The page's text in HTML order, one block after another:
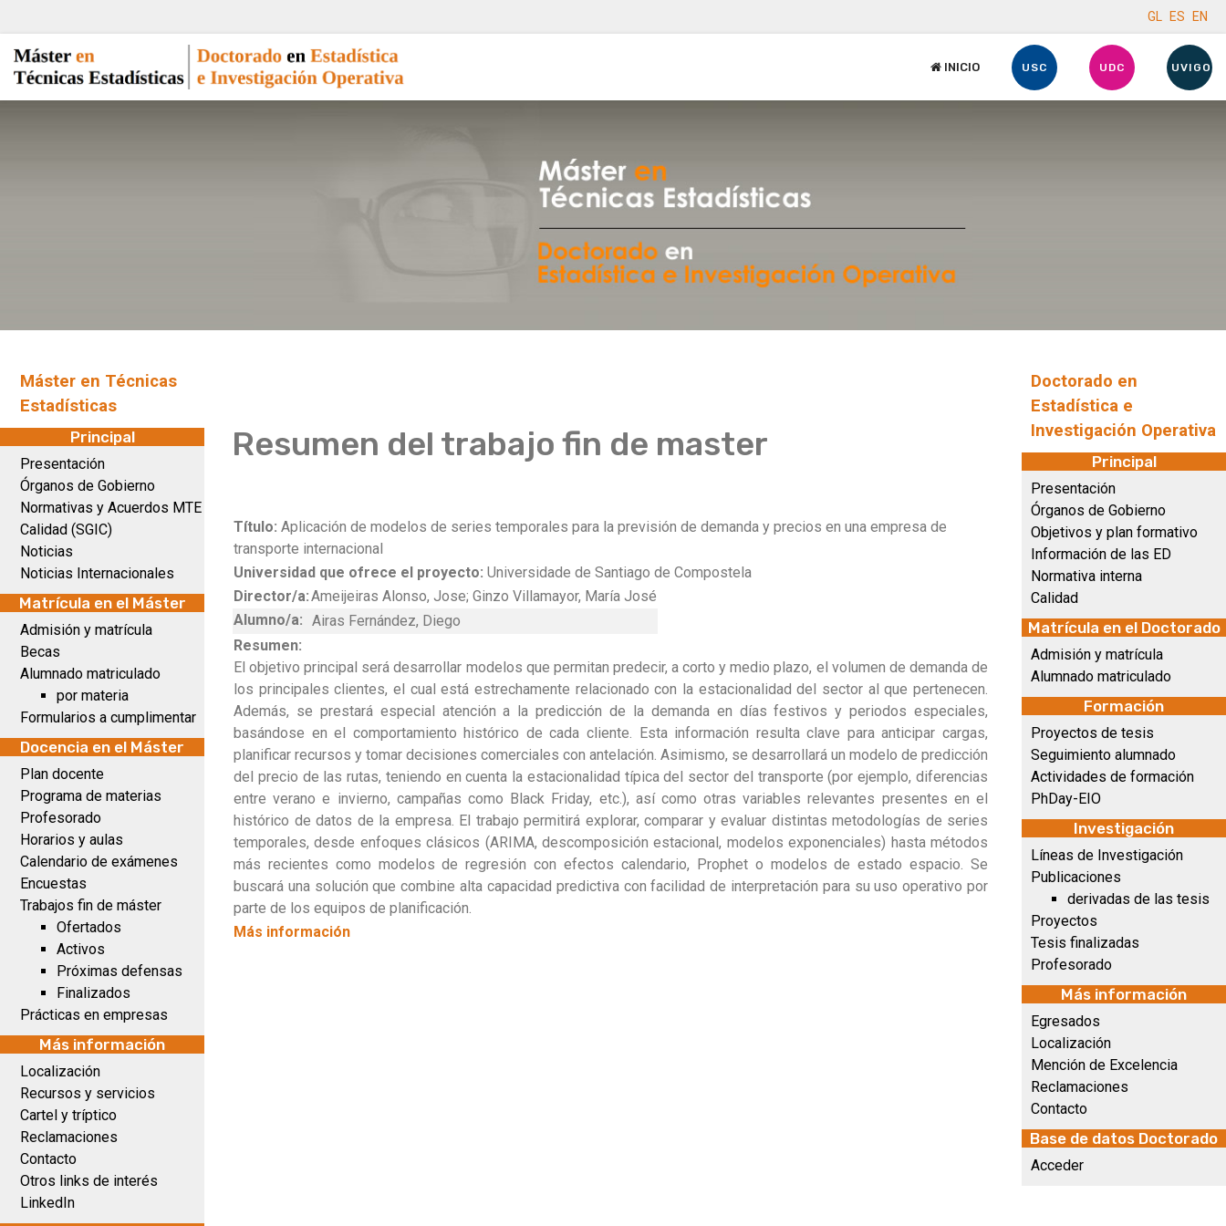
GL ES EN
INICIO USC UDC UVIGO
Máster en Técnicas
Estadísticas
Principal
Presentación
Órganos de Gobierno
Normativas y Acuerdos MTE
Calidad (SGIC)
Noticias
Noticias Internacionales
Matrícula en el Máster
Admisión y matrícula
Becas
Alumnado matriculado
por materia
Formularios a cumplimentar
Docencia en el Máster
Plan docente
Programa de materias
Profesorado
Horarios y aulas
Calendario de exámenes
Encuestas
Trabajos fin de máster
Ofertados
Activos
Próximas defensas
Finalizados
Prácticas en empresas
Más información
Localización
Recursos y servicios
Cartel y tríptico
Reclamaciones
Contacto
Otros links de interés
LinkedIn
Resumen del trabajo fin de master
Título: Aplicación de modelos de series temporales para la previsión de demanda y precios en una empresa de
transporte internacional
Universidad que ofrece el proyecto: Universidade de Santiago de Compostela
Director/a:Ameijeiras Alonso, Jose; Ginzo Villamayor, María José
Alumno/a: Airas Fernández, Diego
Resumen:
El objetivo principal será desarrollar modelos que permitan predecir, a corto y medio plazo, el volumen de demanda de
los principales clientes, el cual está estrechamente relacionado con la estacionalidad del sector al que pertenecen.
Además, se prestará especial atención a la predicción de la demanda en días festivos y periodos especiales,
basándose en el comportamiento histórico de cada cliente. Esta información resulta clave para anticipar cargas,
planificar recursos y tomar decisiones comerciales con antelación. Asimismo, se desarrollará un modelo de predicción
del precio de las rutas, teniendo en cuenta la estacionalidad típica del sector del transporte (por ejemplo, diferencias
entre verano e invierno, campañas como Black Friday, etc.), así como otras variables relevantes presentes en el
histórico de datos de la empresa. El trabajo permitirá explorar, comparar y evaluar distintas metodologías de series
temporales, desde enfoques clásicos (ARIMA, descomposición estacional, modelos exponenciales) hasta métodos
más recientes como modelos de regresión con efectos calendario, Prophet o modelos de estado espacio. Se
buscará una solución que combine alta capacidad predictiva con facilidad de interpretación para su uso operativo por
parte de los equipos de planificación.
Más información
Doctorado en
Estadística e
Investigación Operativa
Principal
Presentación
Órganos de Gobierno
Objetivos y plan formativo
Información de las ED
Normativa interna
Calidad
Matrícula en el Doctorado
Admisión y matrícula
Alumnado matriculado
Formación
Proyectos de tesis
Seguimiento alumnado
Actividades de formación
PhDay-EIO
Investigación
Líneas de Investigación
Publicaciones
derivadas de las tesis
Proyectos
Tesis finalizadas
Profesorado
Más información
Egresados
Localización
Mención de Excelencia
Reclamaciones
Contacto
Base de datos Doctorado
Acceder